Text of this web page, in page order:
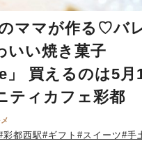
のママが作る♡バ
いい焼き菓子
」 買えるのは5月
ティカフェ彩都
彩都西駅#ギフト #スイーツ#手